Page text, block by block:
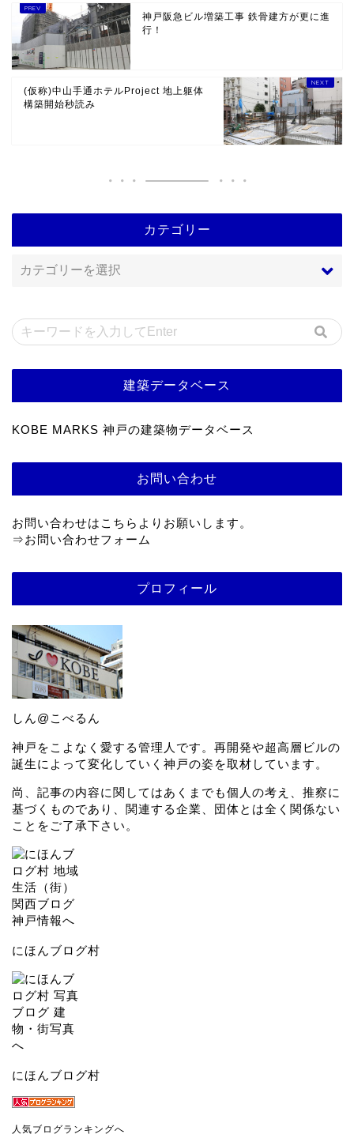
神戸阪急ビル増築工事 鉄骨建方が更に進
行！
(仮称)中山手通ホテルProject 地上躯体
構築開始秒読み
カテゴリー
建築データベース
KOBE MARKS 神戸の建築物データベース
お問い合わせ
お問い合わせはこちらよりお願いします。
⇒お問い合わせフォーム
プロフィール
しん@こべるん
神戸をこよなく愛する管理人です。再開発や超高層ビルの
誕生によって変化していく神戸の姿を取材しています。
尚、記事の内容に関してはあくまでも個人の考え、推察に
基づくものであり、関連する企業、団体とは全く関係ない
ことをご了承下さい。
にほんブログ村
にほんブログ村
人気ブログランキングへ